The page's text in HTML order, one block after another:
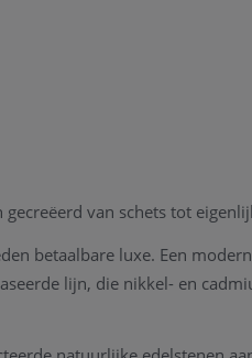
van schets tot
betaalbare luxe. Een
lijn, die nikkel- en